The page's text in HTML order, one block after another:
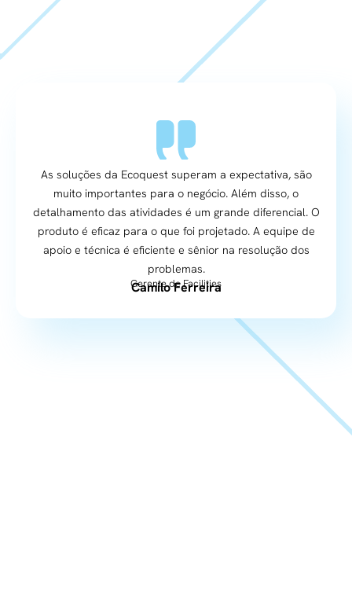
As soluções da Ecoquest superam a expectativa, são
muito importantes para o negócio. Além disso, o
detalhamento das atividades é um grande diferencial. O
produto é eficaz para o que foi projetado. A equipe de
apoio e técnica é eficiente e sênior na resolução dos
problemas.
Camilo Ferreira
Gerente de Facilities